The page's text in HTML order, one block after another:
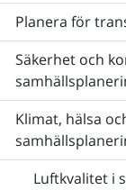
Planera för
Säkerhet och
Klimat, hälsa
Luftkvalitet i